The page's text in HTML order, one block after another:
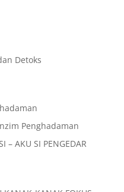
Detoks
Penghadaman
– AKU SI PENGEDAR